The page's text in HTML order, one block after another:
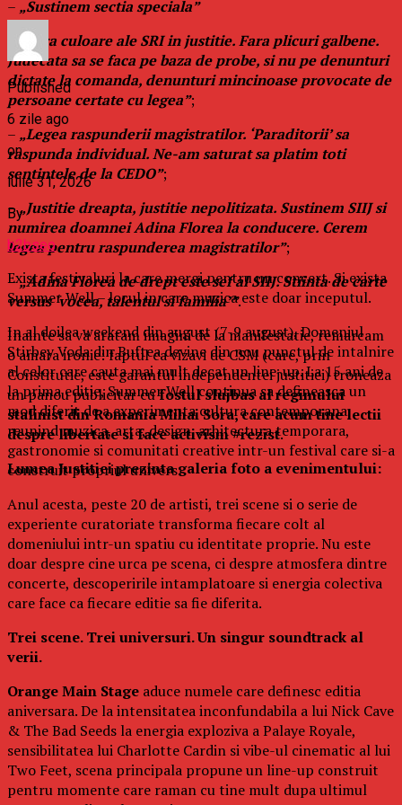
– „Sustinem sectia speciala”
„Fara culoare ale SRI in justitie. Fara plicuri galbene.
Judecata sa se faca pe baza de probe, si nu pe denunturi
dictate la comanda, denunturi mincinoase provocate de
persoane certate cu legea”;
– „Legea raspunderii magistratilor. ‘Paraditorii’ sa
raspunda individual. Ne-am saturat sa platim toti
sentintele de la CEDO”;
–„Justitie dreapta, justitie nepolitizata. Sustinem SIIJ si
numirea doamnei Adina Florea la conducere. Cerem
legea pentru raspunderea magistratilor”;
–„Adina Florea de drept este sef al SIIJ. Stiinta de carte
versus ‘vocea, talentul si familia’”.
Inainte sa va aratam imagini de la manifestatie, remarcam
o amara ironie: faptul ca vizavi de CSM (care, prin
Constitutie, este garantul independentei justitiei) troneaza
un panou publicitar cufostul slujbas al regimului
stalinist din Romania Mihai Sora, care acum tine lectii
despre libertate si face activism #rezist.
Lumea Justitiei prezinta galeria foto a evenimentului:
Published
6 zile ago
on
iulie 31, 2026
By
b2bseo
Exista festivaluri la care mergi pentru un concert. Si exista
Summer Well – locul in care muzica este doar inceputul.
In al doilea weekend din august (7-9 august), Domeniul
Stirbey Voda din Buftea devine din nou punctul de intalnire
al celor care cauta mai mult decat un line-up. La 15 ani de
la prima editie, Summer Well continua sa defineasca un
mod diferit de a experimenta cultura contemporana,
reunind muzica, arta, design, arhitectura temporara,
gastronomie si comunitati creative intr-un festival care si-a
construit propriul univers.
Anul acesta, peste 20 de artisti, trei scene si o serie de
experiente curatoriate transforma fiecare colt al
domeniului intr-un spatiu cu identitate proprie. Nu este
doar despre cine urca pe scena, ci despre atmosfera dintre
concerte, descoperirile intamplatoare si energia colectiva
care face ca fiecare editie sa fie diferita.
Trei scene. Trei universuri. Un singur soundtrack al
verii.
Orange Main Stage aduce numele care definesc editia
aniversara. De la intensitatea inconfundabila a lui Nick Cave
& The Bad Seeds la energia exploziva a Palaye Royale,
sensibilitatea lui Charlotte Cardin si vibe-ul cinematic al lui
Two Feet, scena principala propune un line-up construit
pentru momente care raman cu tine mult dupa ultimul